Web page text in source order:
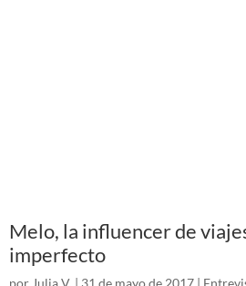
Melo, la influencer de
imperfecto
por Julia V. | 31 de mayo de 2017 |